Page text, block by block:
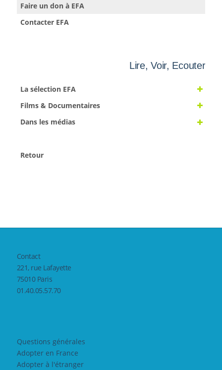
Faire un don à EFA
Contacter EFA
Lire, Voir, Ecouter
La sélection EFA
Films & Documentaires
Dans les médias
Retour
Contact
221, rue Lafayette
75010 Paris
01.40.05.57.70
Questions générales
Adopter en France
Adopter à l'étranger